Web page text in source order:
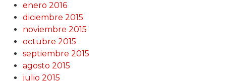
enero 2016
diciembre 2015
noviembre 2015
octubre 2015
septiembre 2015
agosto 2015
julio 2015